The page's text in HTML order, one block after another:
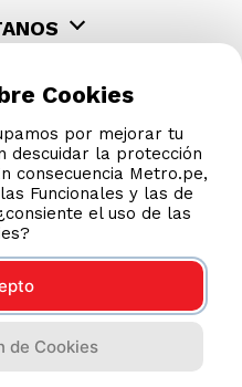
transacciones
Cookies
por mejorar tu
descuidar la protección
consecuencia Metro.pe,
Funcionales y las de
el uso de las
de Cookies